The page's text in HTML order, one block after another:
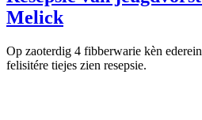
Melick
Op zaoterdig 4 fibberwarie kèn
felisitére tiejes zien resepsie.